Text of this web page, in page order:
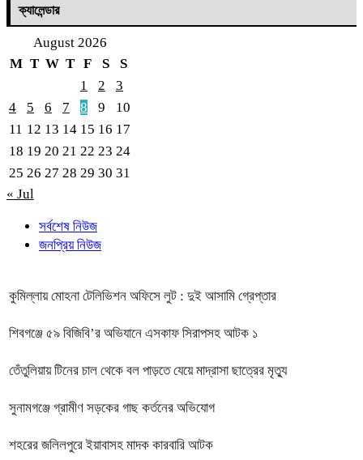
ক্যালেন্ডার
August 2026
M T W T F S
S
1
2
3
4
5 6 7 8 9
10
11 12 13 14 15 16 17
18 19 20 21 22 23 24
25 26 27 28 29 30 31
« Jul
সর্বশেষ নিউজ
জনপ্রিয় নিউজ
কুমিল্লায় মোহনা টেলিভিশন অফিসে লুট : দুই আসামি গ্রেপ্তার
শিবগঞ্জে ৫৯ বিজিবি’র অভিযানে এসকাফ সিরাপসহ আটক ১
তেঁতুলিয়ায় টিনের চাল থেকে বল পাড়তে যেয়ে মাদ্রাসা ছাত্রের মৃত্যু
সুনামগঞ্জে গ্রামীণ সড়কের গাছ কর্তনের অভিযোগ
শহরের জলিলপুরে ইয়াবাসহ মাদক কারবারি আটক